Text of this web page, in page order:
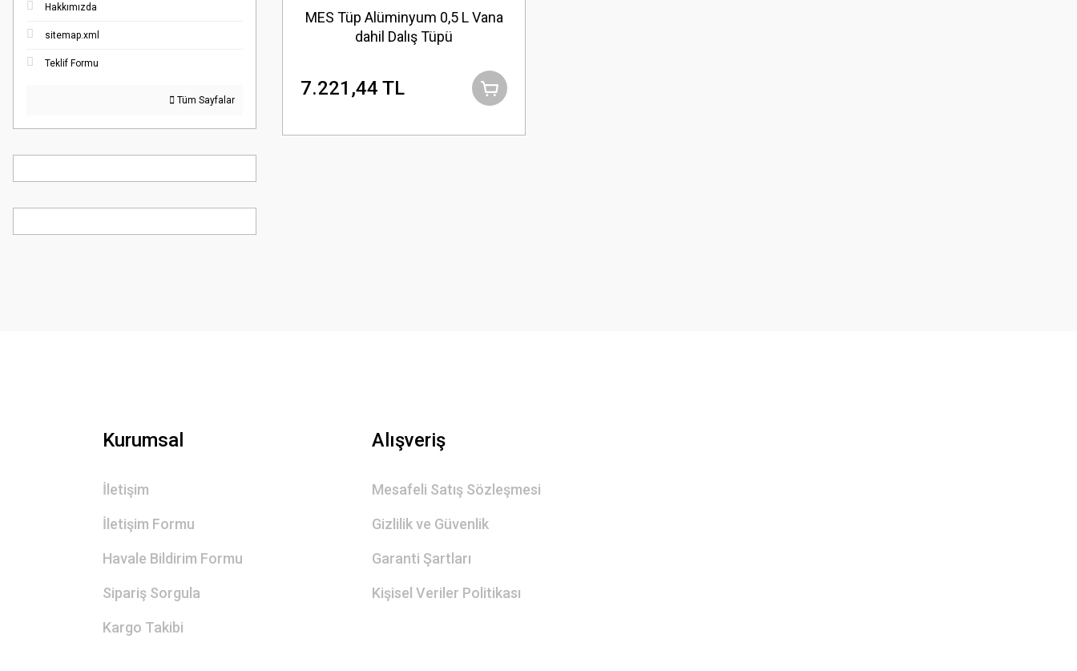
Hakkımızda
sitemap.xml
Teklif Formu
Tüm Sayfalar
MES Tüp Alüminyum 0,5 L Vana
dahil Dalış Tüpü
7.221,44 TL
Kurumsal
İletişim
İletişim Formu
Havale Bildirim Formu
Sipariş Sorgula
Kargo Takibi
Alışveriş
Mesafeli Satış Sözleşmesi
Gizlilik ve Güvenlik
Garanti Şartları
Kişisel Veriler Politikası